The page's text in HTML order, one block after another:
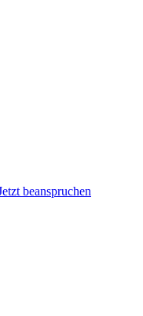
beanspruchen